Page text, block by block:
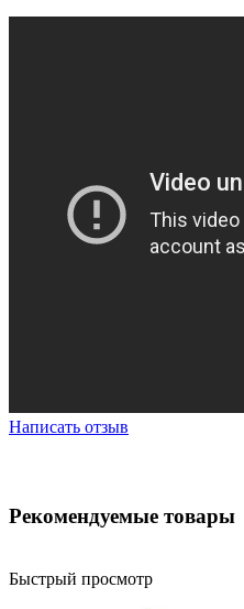
Написать отзыв
Рекомендуемые товары
Быстрый просмотр